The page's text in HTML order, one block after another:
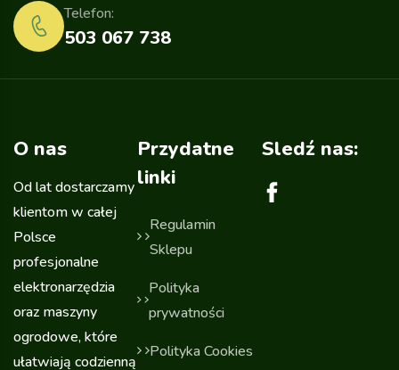
503 067 738
Telefon:
O nas
Od lat dostarczamy
klientom w całej
Polsce
profesjonalne
elektronarzędzia
oraz maszyny
ogrodowe, które
ułatwiają codzienną
Przydatne
linki
Regulamin
Sklepu
Polityka
prywatności
Polityka Cookies
Sledź nas: